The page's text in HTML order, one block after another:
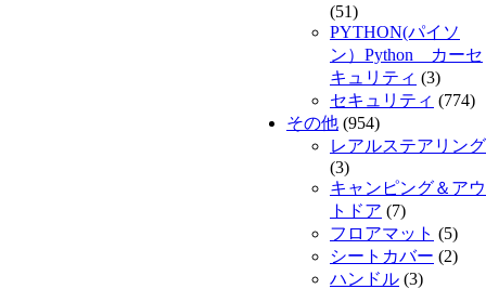
(51)
PYTHON(パイソ
ン）Python カーセ
キュリティ (3)
セキュリティ (774)
その他 (954)
レアルステアリング
(3)
キャンピング＆アウ
トドア (7)
フロアマット (5)
シートカバー (2)
ハンドル (3)